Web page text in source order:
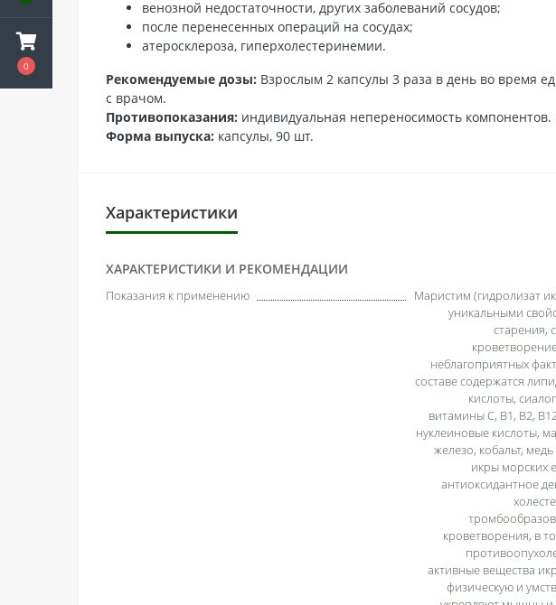
0
венозной недостаточности, других заболеваний сосудов;
после перенесенных операций на сосудах;
атеросклероза, гиперхолестеринемии.
Рекомендуемые дозы: Взрослым 2 капсулы 3 раза в день во время
с врачом.
Противопоказания: индивидуальная непереносимость компонентов.
Форма выпуска: капсулы, 90 шт.
Характеристики
ХАРАКТЕРИСТИКИ И РЕКОМЕНДАЦИИ
Показания к применению
Маристим (гидролизат
уникальными
старения,
неблагоприятных
составе содержатся
кислоты,
витамины С, В1, В2,
нуклеиновые кислоты,
железо, кобальт,
икры морских
антиоксидантное
кроветворения, в
активные вещества
физическую и